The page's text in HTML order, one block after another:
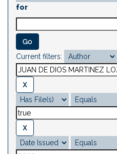
for
Current filters: